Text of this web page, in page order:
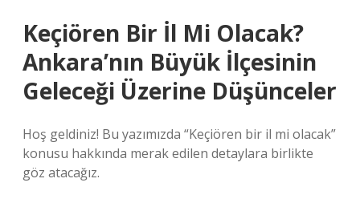
Keçiören Bir İl Mi Olacak?
Ankara’nın Büyük İlçesinin
Geleceği Üzerine Düşünceler
Hoş geldiniz! Bu yazımızda “Keçiören bir il mi olacak”
konusu hakkında merak edilen detaylara birlikte
göz atacağız.